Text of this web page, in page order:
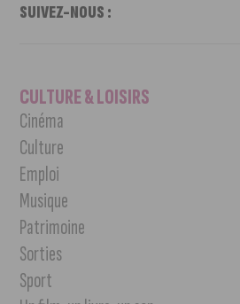
SUIVEZ-NOUS :
CULTURE & LOISIRS
Cinéma
Culture
Emploi
Musique
Patrimoine
Sorties
Sport